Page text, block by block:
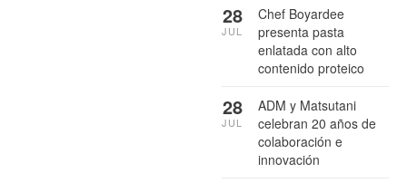
Chef Boyardee
presenta pasta
enlatada con alto
contenido proteico
28
JUL
ADM y Matsutani
celebran 20 años de
colaboración e
innovación
28
JUL